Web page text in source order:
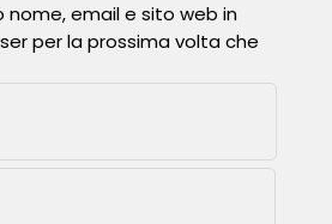
nome, email e sito web in
per la prossima volta che